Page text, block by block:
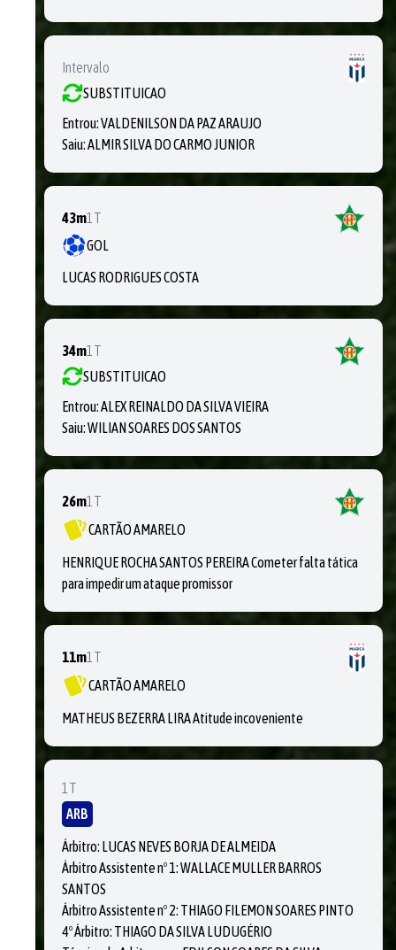
Intervalo
SUBSTITUICAO
Entrou:VALDENILSON DA PAZ ARAUJO
Saiu:ALMIR SILVA DO CARMO JUNIOR
43m1T
GOL
LUCAS RODRIGUES COSTA
34m1T
SUBSTITUICAO
Entrou:ALEX REINALDO DA SILVA VIEIRA
Saiu:WILIAN SOARES DOS SANTOS
26m1T
CARTÃO AMARELO
HENRIQUE ROCHA SANTOS PEREIRA Cometer falta tática
para impedir um ataque promissor
11m1T
CARTÃO AMARELO
MATHEUS BEZERRA LIRA Atitude incoveniente
1T
ARB
Árbitro: LUCAS NEVES BORJA DE ALMEIDA
Árbitro Assistente nº 1: WALLACE MULLER BARROS
SANTOS
Árbitro Assistente nº 2: THIAGO FILEMON SOARES PINTO
4º Árbitro: THIAGO DA SILVA LUDUGÉRIO